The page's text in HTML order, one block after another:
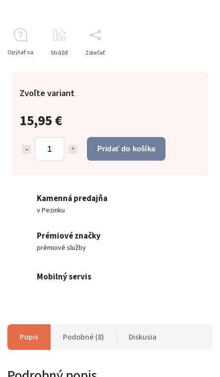
15,95 €
Pridať do košíka
Zvoľte variant
Opýtať sa Strážiť Zdieľať
Kamenná predajňa
v Pezinku
Prémiové značky
prémiové služby
Mobilný servis
Popis Podobné (8) Diskusia